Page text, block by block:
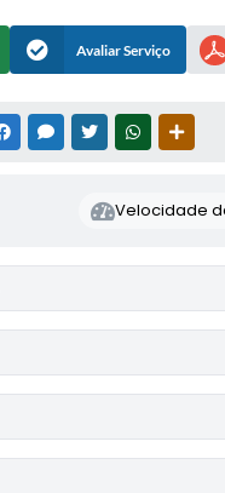
Avaliar Serviço
FACEBOOKMESSENGER
TWITTERWHATSAPP
Velocidade